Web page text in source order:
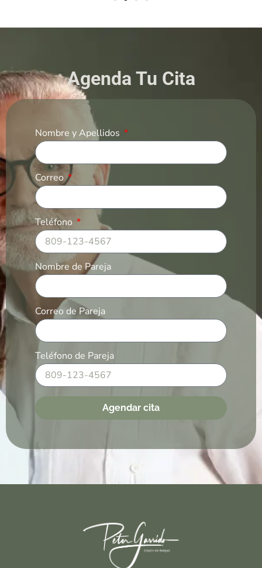
Agenda Tu Cita
Nombre y Apellidos
Correo
Teléfono
Nombre de Pareja
Correo de Pareja
Teléfono de Pareja
Agendar cita